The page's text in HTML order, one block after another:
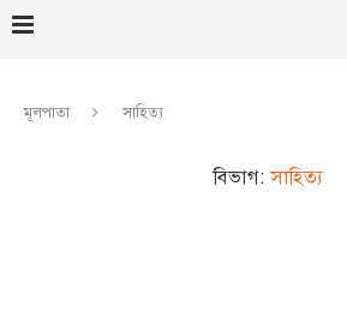
মূলপাতা সাহিত্য
বিভাগ: সাহিত্য